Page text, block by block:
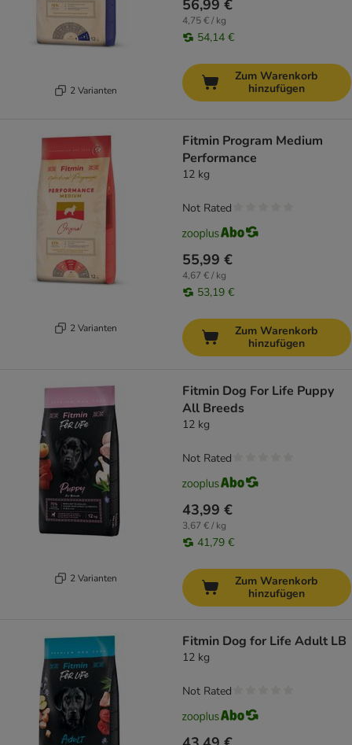
2 Varianten
56,99 €
4,75 € / kg
54,14 €
Zum Warenkorb
hinzufügen
2 Varianten
Fitmin Program Medium
Performance
12 kg
55,99 €
4,67 € / kg
53,19 €
Not Rated
Zum Warenkorb
hinzufügen
2 Varianten
Fitmin Dog For Life Puppy
All Breeds
12 kg
43,99 €
3,67 € / kg
41,79 €
Not Rated
Zum Warenkorb
hinzufügen
Fitmin Dog for Life Adult LB
12 kg
Not Rated